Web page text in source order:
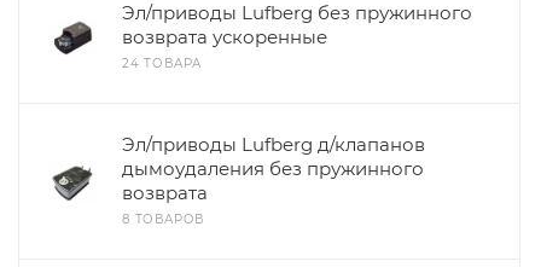
Эл/приводы Lufberg без пружинного
возврата ускоренные
24 ТОВАРА
Эл/приводы Lufberg д/клапанов
дымоудаления без пружинного
возврата
8 ТОВАРОВ